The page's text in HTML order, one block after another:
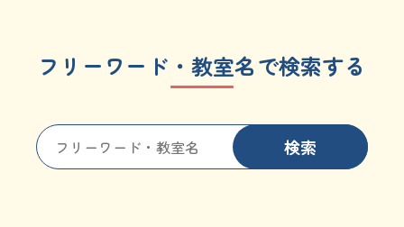
フリーワード・教室名で検索する
検索